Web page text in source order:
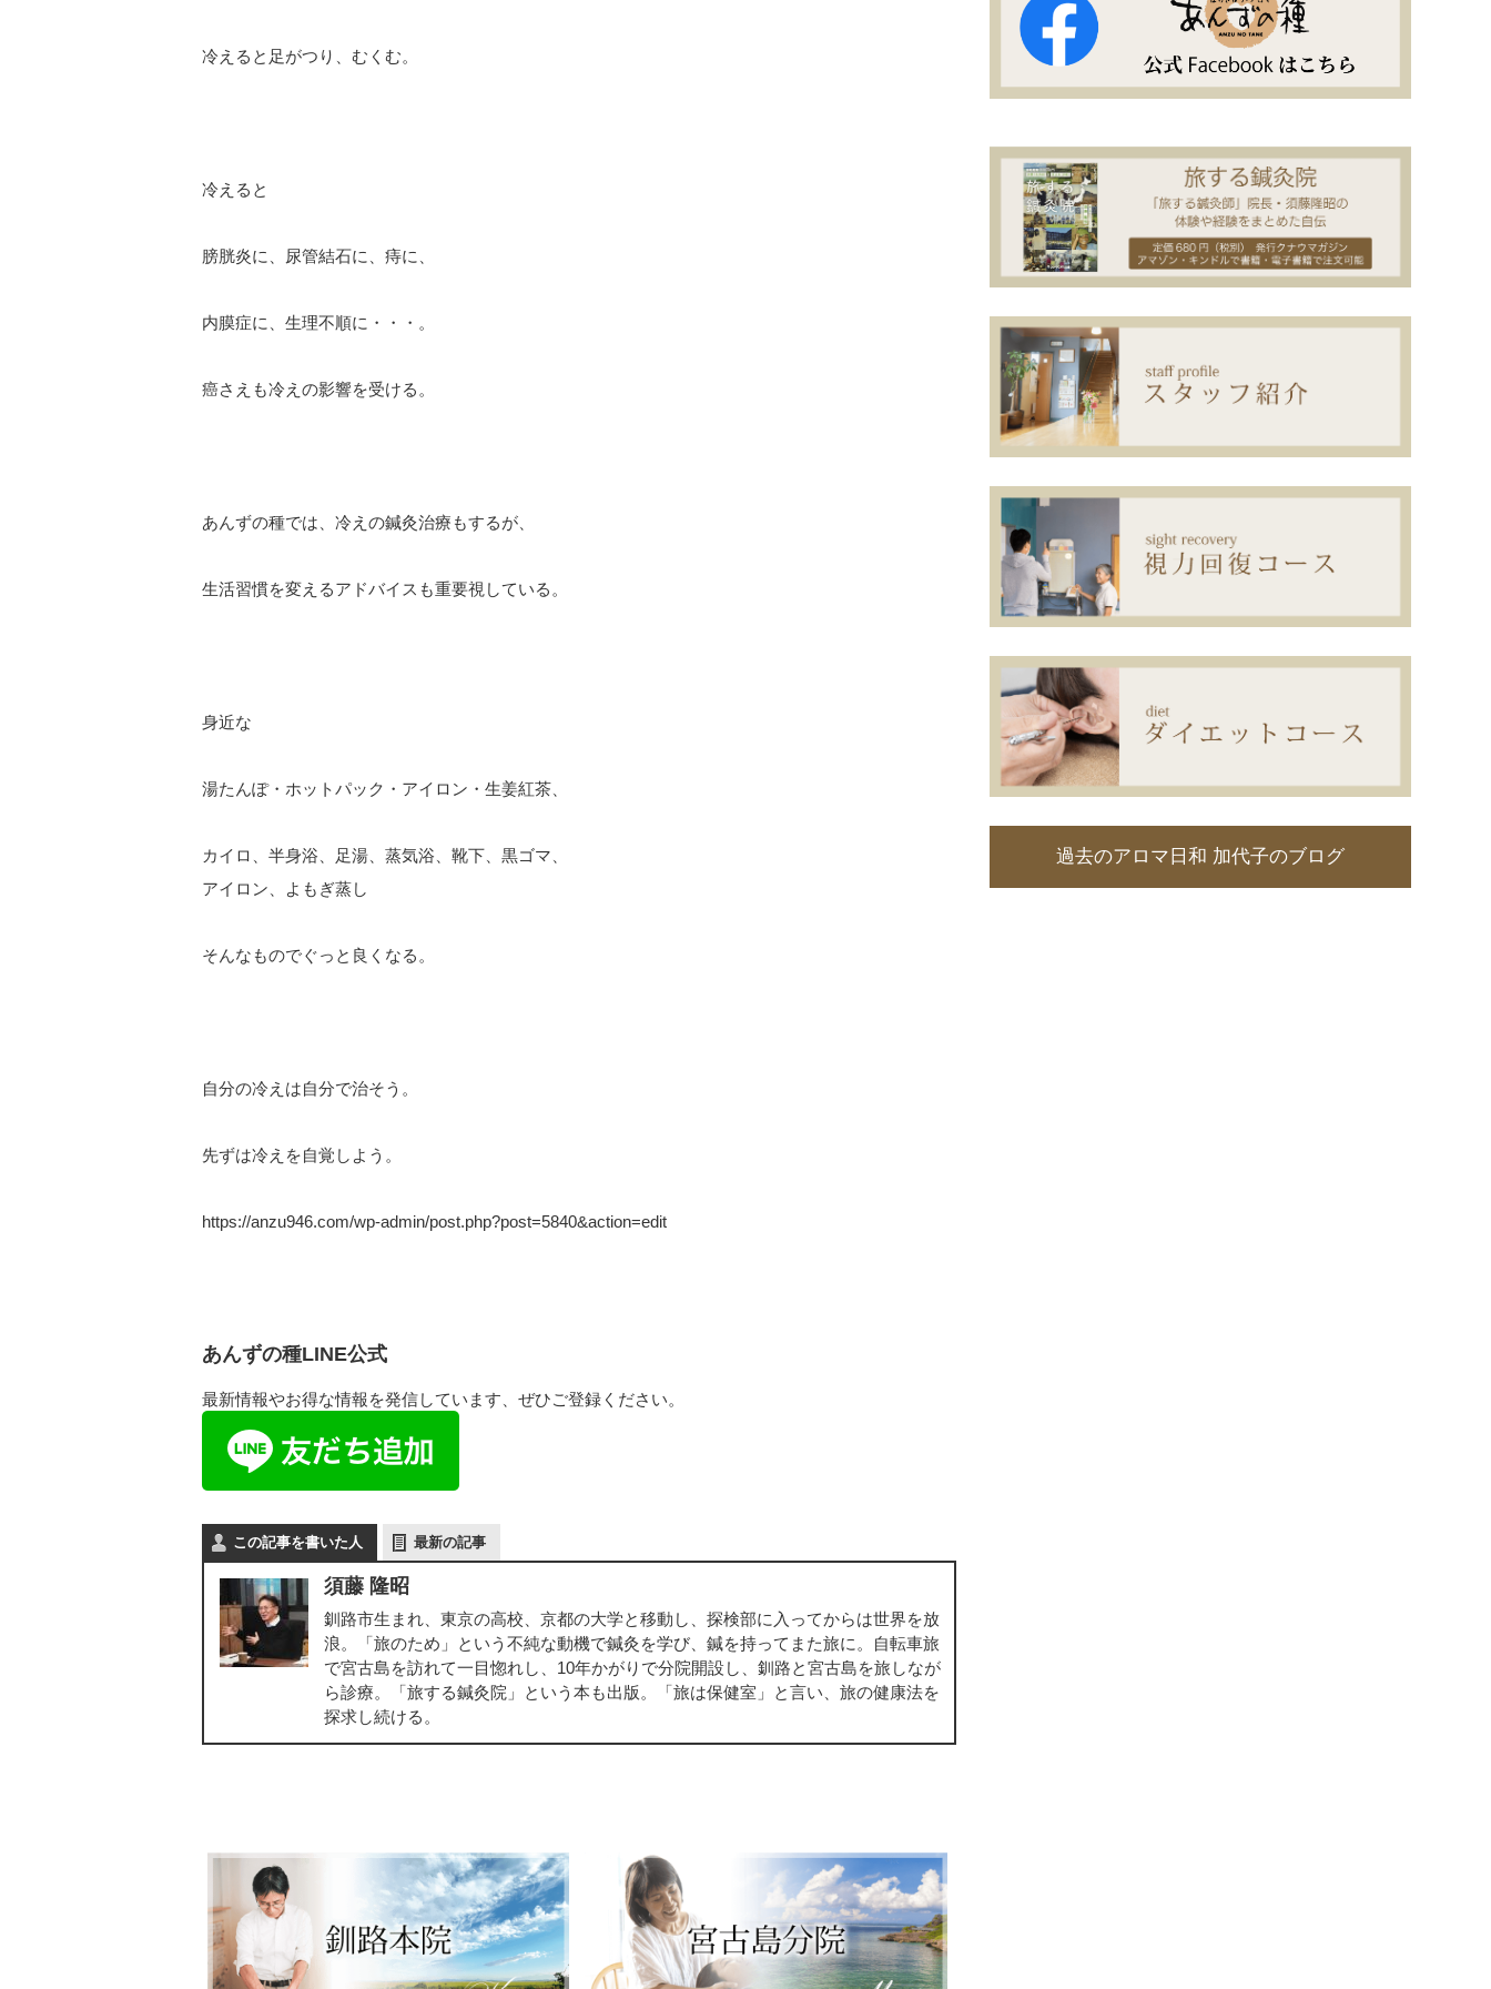
冷えると足がつり、むくむ。
冷えると
膀胱炎に、尿管結石に、痔に、
内膜症に、生理不順に・・・。
癌さえも冷えの影響を受ける。
あんずの種では、冷えの鍼灸治療もするが、
生活習慣を変えるアドバイスも重要視している。
身近な
湯たんぽ・ホットパック・アイロン・生姜紅茶、
カイロ、半身浴、足湯、蒸気浴、靴下、黒ゴマ、
アイロン、よもぎ蒸し
そんなものでぐっと良くなる。
自分の冷えは自分で治そう。
先ずは冷えを自覚しよう。
https://anzu946.com/wp-admin/post.php?post=5840&action=edit
あんずの種LINE公式
最新情報やお得な情報を発信しています、ぜひご登録ください。
この記事を書いた人 最新の記事
須藤 隆昭
釧路市生まれ、東京の高校、京都の大学と移動し、探検部に入ってからは世界を放
浪。「旅のため」という不純な動機で鍼灸を学び、鍼を持ってまた旅に。自転車旅
で宮古島を訪れて一目惚れし、10年かがりで分院開設し、釧路と宮古島を旅しなが
ら診療。「旅する鍼灸院」という本も出版。「旅は保健室」と言い、旅の健康法を
探求し続ける。
過去のアロマ日和 加代子のブログ